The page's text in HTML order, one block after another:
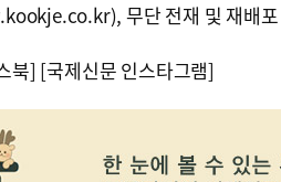
무단 전재 및 재배포
북] [국제신문 인스타그램]